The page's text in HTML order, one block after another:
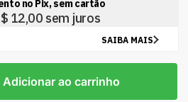
Adicionar ao carrinho